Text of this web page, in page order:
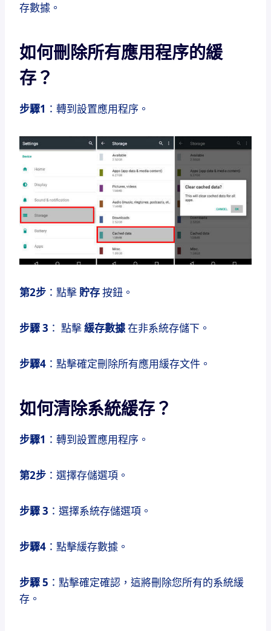
存數據。
如何刪除所有應用程序的緩
存？
步驟1 ：轉到設置應用程序。
第2步 ：點擊 貯存按鈕。
步驟 3 ： 點擊緩存數據在非系統存儲下。
步驟4 ：點擊確定刪除所有應用緩存文件。
如何清除系統緩存？
步驟1 ：轉到設置應用程序。
第2步 ：選擇存儲選項。
步驟 3 ：選擇系統存儲選項。
步驟4 ：點擊緩存數據。
步驟 5 ：點擊確定確認，這將刪除您所有的系統緩
存。